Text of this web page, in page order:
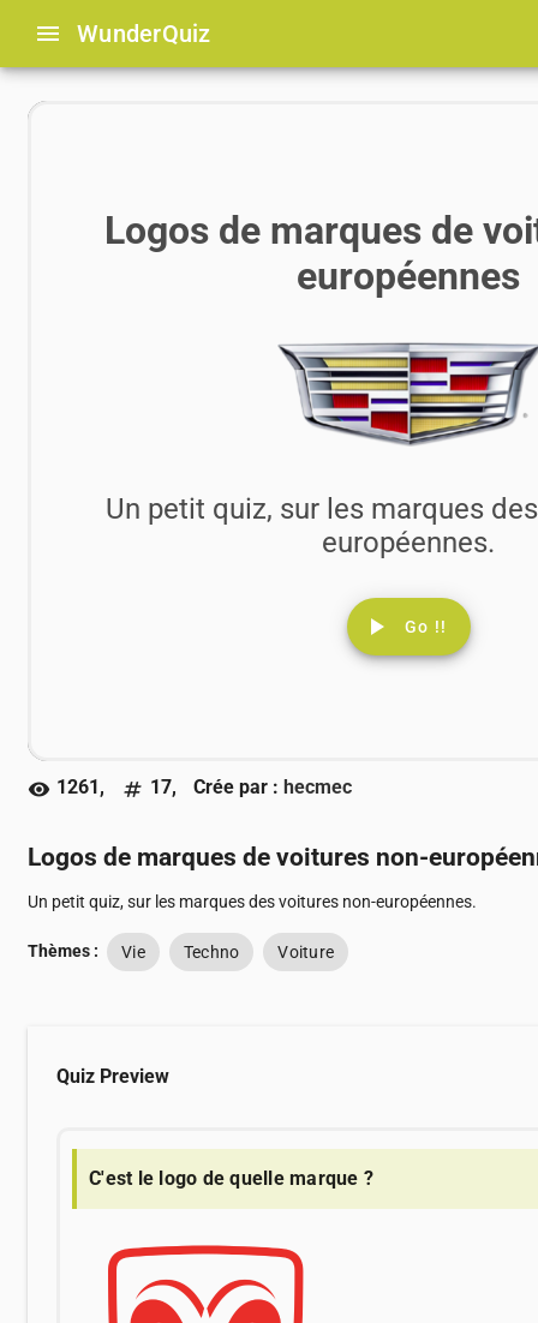
menu WunderQuiz
Logos de marques de
européennes
Un petit quiz, sur les marques
européennes.
play_arrow Go !!
visibility 1261, numbers 17, Crée par : hecmec
Logos de marques de voitures non-
Un petit quiz, sur les marques des voitures non-européennes.
Thèmes : Vie Techno Voiture
Quiz Preview
C'est le logo de quelle marque ?